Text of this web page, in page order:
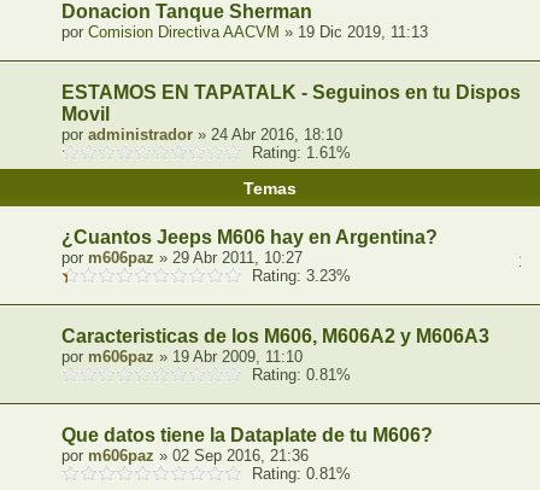
Donacion Tanque Sherman
por Comision Directiva AACVM » 19 Dic 2019, 11:13
ESTAMOS EN TAPATALK - Seguinos en tu
Movil
por administrador » 24 Abr 2016, 18:10
Rating: 1.61%
Temas
¿Cuantos Jeeps M606 hay en Argentina?
1
por m606paz » 29 Abr 2011, 10:27
Rating: 3.23%
Caracteristicas de los M606, M606A2 y M606A3
por m606paz » 19 Abr 2009, 11:10
Rating: 0.81%
Que datos tiene la Dataplate de tu M606?
por m606paz » 02 Sep 2016, 21:36
Rating: 0.81%